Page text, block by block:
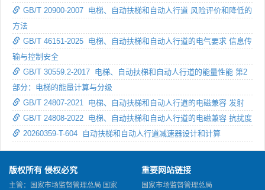
GB/T 20900-2007 电梯、自动扶梯和自动人行道 风险评价和降低的
方法
GB/T 46151-2025 电梯、自动扶梯和自动人行道的电气要求 信息传
输与控制安全
GB/T 30559.2-2017 电梯、自动扶梯和自动人行道的能量性能 第2
部分：电梯的能量计算与分级
GB/T 24807-2021 电梯、自动扶梯和自动人行道的电磁兼容 发射
GB/T 24808-2022 电梯、自动扶梯和自动人行道的电磁兼容 抗扰度
20260359-T-604 自动扶梯和自动人行道减速器设计和计算
版权所有 侵权必究
主管：国家市场监督管理总局 国家
重要网站链接
国家市场监督管理总局